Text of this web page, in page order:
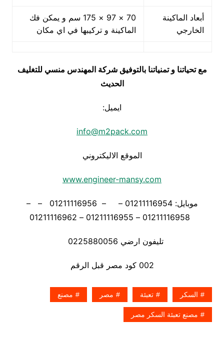
أبعاد الماكينة
الخارجي
70 × 97 × 175 سم و يمكن فك
الماكينة و تركيبها في اي مكان
مع تحياتنا و تمنياتنا بالتوفيق شركة المهندس منسي للتغليف
الحديث
ايميل:
info@m2pack.com
الموقع الاليكتروني
www.engineer-mansy.com
موبايل: 01211116954 – – 01211116956 – –
تليفون ارضي 0225880056
002 كود مصر قبل الرقم
السكر تعبئة مصر مصنع
مصنع تعبئة السكر مصر